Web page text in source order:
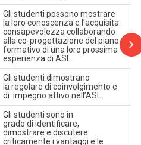
Gli studenti possono mostrare
la loro conoscenza e l’acquisita
consapevolezza collaborando
alla co-progettazione del piano
formativo di una loro prossima
esperienza di ASL
Gli studenti dimostrano
la regolare di coinvolgimento e
di impegno attivo nell’ASL
Gli studenti sono in
grado di identificare,
dimostrare e discutere
criticamente i vantaggi e le